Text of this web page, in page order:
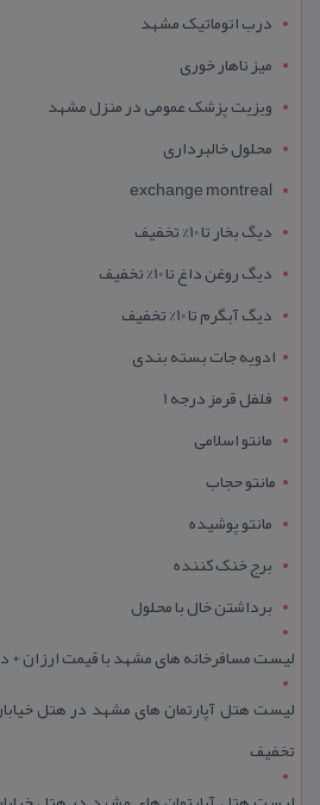
درب اتوماتیک مشهد
میز ناهار خوری
ویزیت پزشک عمومی در منزل مشهد
محلول خالبرداری
exchange montreal
دیگ بخار تا 10% تخفیف
دیگ روغن داغ تا 10% تخفیف
دیگ آبگرم تا 10% تخفیف
ادویه جات بسته بندی
فلفل قرمز درجه 1
مانتو اسلامی
مانتو حجاب
مانتو پوشیده
برج خنک کننده
برداشتن خال با محلول
لیست مسافرخانه های مشهد با قیمت ارزان + داری
تخفیف